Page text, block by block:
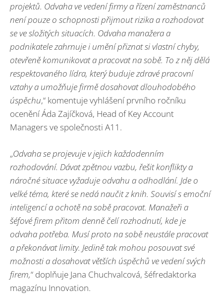
projektů. Odvaha ve vedení firmy a řízení zaměstnanců
není pouze o schopnosti přijmout rizika a rozhodovat
se ve složitých situacích. Odvaha manažera a
podnikatele zahrnuje i umění přiznat si vlastní chyby,
otevřeně komunikovat a pracovat na sobě. To z něj dělá
respektovaného lídra, který buduje zdravé pracovní
vztahy a umožňuje firmě dosahovat dlouhodobého
úspěchu,“ komentuje vyhlášení prvního ročníku
ocenění Áda Zajíčková, Head of Key Account
Managers ve společnosti A11.
„Odvaha se projevuje v jejich každodenním
rozhodování. Dávat zpětnou vazbu, řešit konflikty a
náročné situace vyžaduje odvahu a odhodlání. Jde o
velké téma, které se nedá naučit z knih. Souvisí s emoční
inteligencí a ochotě na sobě pracovat. Manažeři a
šéfové firem přitom denně čelí rozhodnutí, kde je
odvaha potřeba. Musí proto na sobě neustále pracovat
a překonávat limity. Jedině tak mohou posouvat své
možnosti a dosahovat větších úspěchů ve vedení svých
firem,“ doplňuje Jana Chuchvalcová, šéfredaktorka
magazínu Innovation.